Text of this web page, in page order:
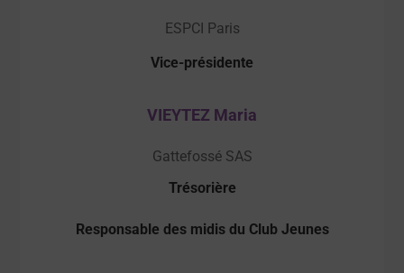
ESPCI Paris
Vice-présidente
VIEYTEZ Maria
Gattefossé SAS
Trésorière
Responsable des midis du Club Jeunes